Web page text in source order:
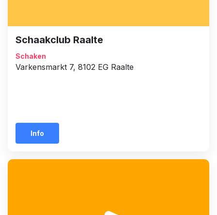
Schaakclub Raalte
Schaken
Varkensmarkt 7, 8102 EG Raalte
Info